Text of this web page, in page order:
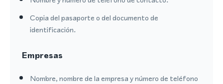
Copia del pasaporte o del documento de
identificación.
Empresas
Nombre, nombre de la empresa y número de teléfono